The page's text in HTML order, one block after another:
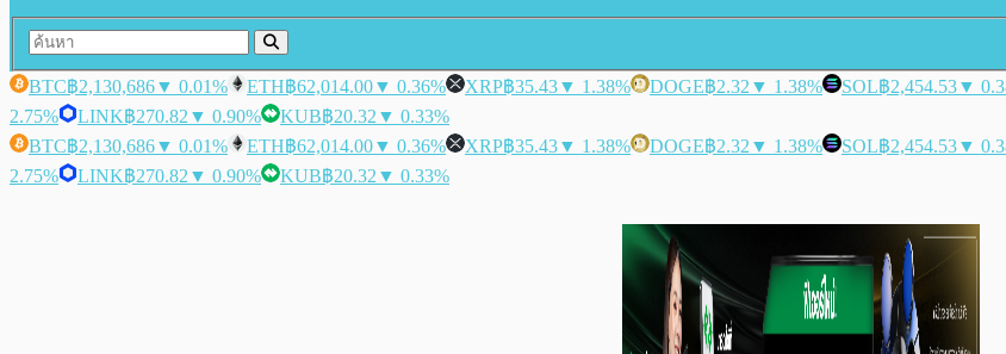
BTC฿2,130,686▼ 0.01% ETH฿62,014.00▼ 0.36% XRP฿35.43▼ 1.38% DOGE฿2.32 ▼ 1.38% SOL฿2,454.53▼
2.75%
LINK฿270.82 ▼ 0.90% KUB฿20.32 ▼ 0.33%
BTC฿2,130,686▼ 0.01% ETH฿62,014.00▼ 0.36% XRP฿35.43▼ 1.38% DOGE฿2.32 ▼ 1.38% SOL฿2,454.53▼
2.75%
LINK฿270.82 ▼ 0.90% KUB฿20.32 ▼ 0.33%